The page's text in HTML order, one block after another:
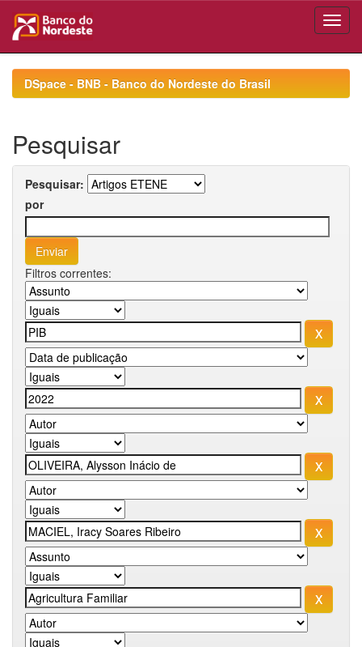
navigationDSpace - BNB - Banco do Nordeste do Brasil
Pesquisar
Pesquisar:
por
Filtros correntes: